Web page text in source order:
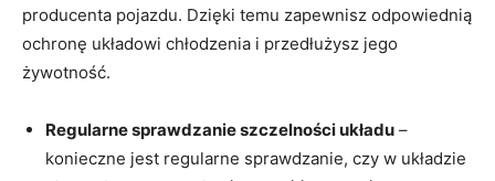
producenta pojazdu. Dzięki temu zapewnisz odpowiednią
ochronę układowi chłodzenia⁣ i przedłużysz jego
żywotność.
Regularne sprawdzanie⁤ szczelności ⁢układu –⁢
konieczne jest regularne sprawdzanie, czy w‌ układzie